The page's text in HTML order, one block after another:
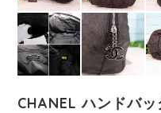
CHANEL ハンドバ